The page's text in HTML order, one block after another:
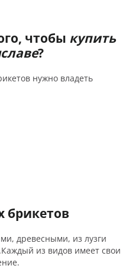
чтобы купить
?
нужно владеть
брикетов
древесными, из лузги
из видов имеет свои